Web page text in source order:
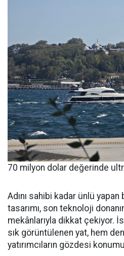
70 milyon dolar değerinde
Adını sahibi kadar ünlü
tasarımı, son teknoloji
mekânlarıyla dikkat çekiyor.
sık görüntülenen yat, hem
yatırımcıların gözdesi